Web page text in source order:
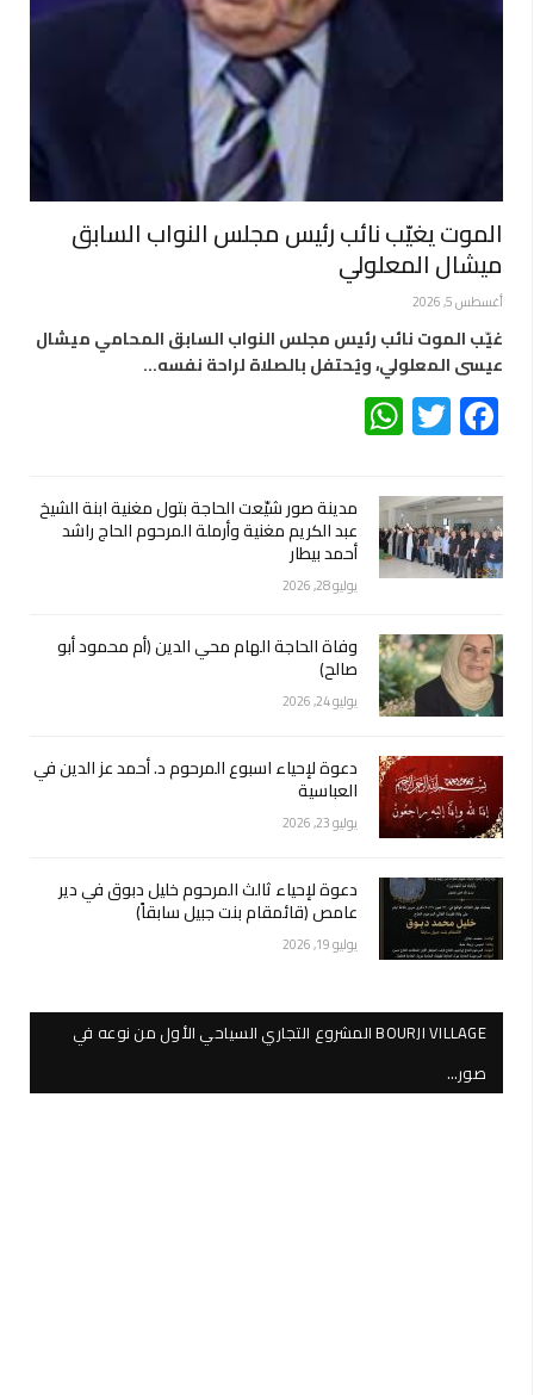
الموت يغيّب نائب رئيس مجلس النواب السابق
ميشال المعلولي
أغسطس 5, 2026
غيّب الموت نائب رئيس مجلس النواب السابق المحامي ميشال
عيسى المعلولي، ويُحتفل بالصلاة لراحة نفسه…
Facebook
Twitter
مدينة صور شيّعت الحاجة بتول مغنية ابنة الشيخ
عبد الكريم مغنية وأرملة المرحوم الحاج راشد
أحمد بيطار
يوليو 28, 2026
وفاة الحاجة الهام محي الدين (أم محمود أبو
صالح)
يوليو 24, 2026
دعوة لإحياء اسبوع المرحوم د. أحمد عز الدين في
العباسية
يوليو 23, 2026
دعوة لإحياء ثالث المرحوم خليل دبوق في دير
عامص (قائمقام بنت جبيل سابقاً)
يوليو 19, 2026
BOURJI VILLAGE المشروع التجاري السياحي الأول من نوعه في
صور…